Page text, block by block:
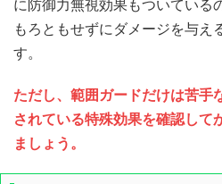
に防御力無視効果もついている
もろともせずにダメージを与え
す。
ただし、範囲ガードだけは苦手
されている特殊効果を確認して
ましょう。